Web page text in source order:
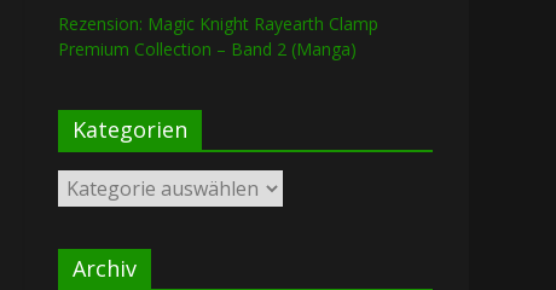
Rezension: Magic Knight Rayearth Clamp
Premium Collection – Band 2 (Manga)
Kategorien
Kategorien
Archiv